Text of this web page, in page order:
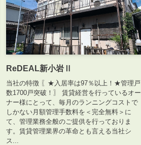
ReDEAL新小岩Ⅱ
当社の特徴 〖★入居率は97％以上！★管理戸
数1700戸突破！〗 賃貸経営を行っているオー
ナー様にとって、毎月のランニングコストで
しかない月額管理手数料を＜完全無料＞に
て、管理業務全般のご提供を行っておりま
す。賃貸管理業界の革命とも言える当社シ
ス...